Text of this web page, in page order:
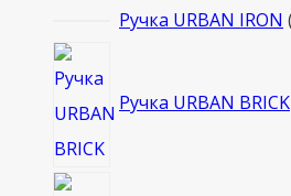
Ручка URBAN IRON
Ручка URBAN BRICK